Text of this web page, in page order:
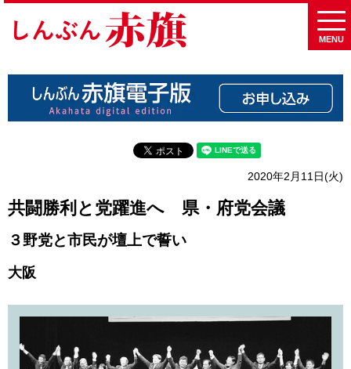
MENU
2020年2月11日(火)
共闘勝利と党躍進へ 県・府党会議
３野党と市民が壇上で誓い
大阪